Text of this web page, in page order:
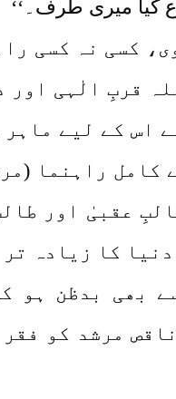
کیا میری طرف۔‘‘
کسی نہ کسی
قربِ الٰہی اور
اس کے لیے
کامل راہنما
عقبیٰ اور
کا زیادہ
بھی بدظن ہو
مرشد کو